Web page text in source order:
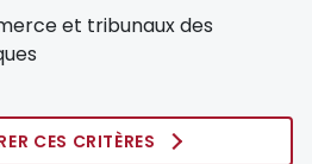
et tribunaux des
CES CRITÈRES